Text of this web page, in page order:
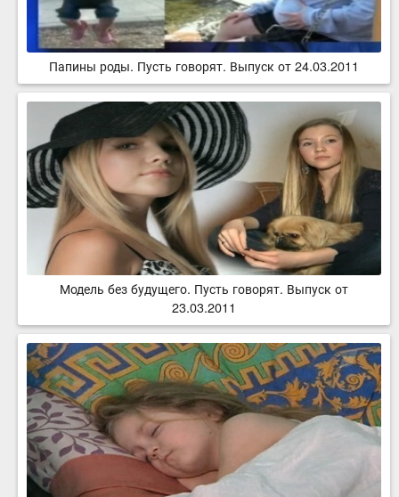
Папины роды. Пусть говорят. Выпуск от 24.03.2011
Модель без будущего. Пусть говорят. Выпуск от
23.03.2011